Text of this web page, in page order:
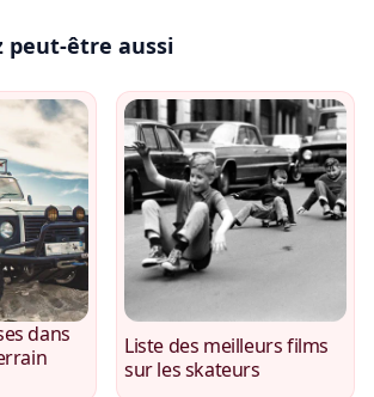
peut-être aussi
dans
Liste des meilleurs films
sur les skateurs